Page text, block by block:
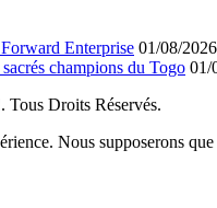
Enterprise 01/08/2026
champions du Togo 01/
Droits Réservés.
Nous supposerons